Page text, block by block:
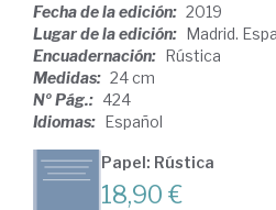
Fecha de la edición: 2019
Lugar de la edición: Madrid.
Encuadernación: Rústica
Medidas: 24 cm
Nº Pág.: 424
Idiomas: Español
Papel: Rústica
18,90 €